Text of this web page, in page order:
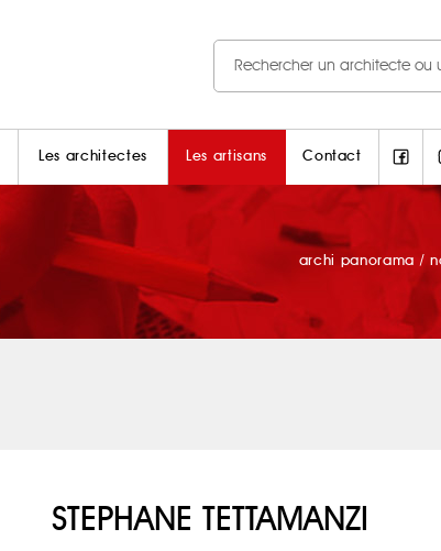
Les architectes Les artisans Contact
archi panorama /
STEPHANE TETTAMANZI